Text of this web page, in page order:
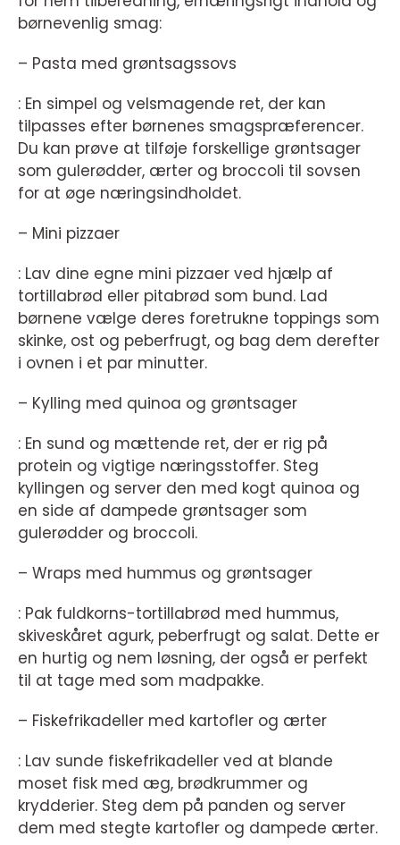
børnevenlig smag:
– Pasta med grøntsagssovs
: En simpel og velsmagende ret, der kan
tilpasses efter børnenes smagspræferencer.
Du kan prøve at tilføje forskellige grøntsager
som gulerødder, ærter og broccoli til sovsen
for at øge næringsindholdet.
– Mini pizzaer
: Lav dine egne mini pizzaer ved hjælp af
tortillabrød eller pitabrød som bund. Lad
børnene vælge deres foretrukne toppings som
skinke, ost og peberfrugt, og bag dem derefter
i ovnen i et par minutter.
– Kylling med quinoa og grøntsager
: En sund og mættende ret, der er rig på
protein og vigtige næringsstoffer. Steg
kyllingen og server den med kogt quinoa og
en side af dampede grøntsager som
gulerødder og broccoli.
– Wraps med hummus og grøntsager
: Pak fuldkorns-tortillabrød med hummus,
skiveskåret agurk, peberfrugt og salat. Dette er
en hurtig og nem løsning, der også er perfekt
til at tage med som madpakke.
– Fiskefrikadeller med kartofler og ærter
: Lav sunde fiskefrikadeller ved at blande
moset fisk med æg, brødkrummer og
krydderier. Steg dem på panden og server
dem med stegte kartofler og dampede ærter.